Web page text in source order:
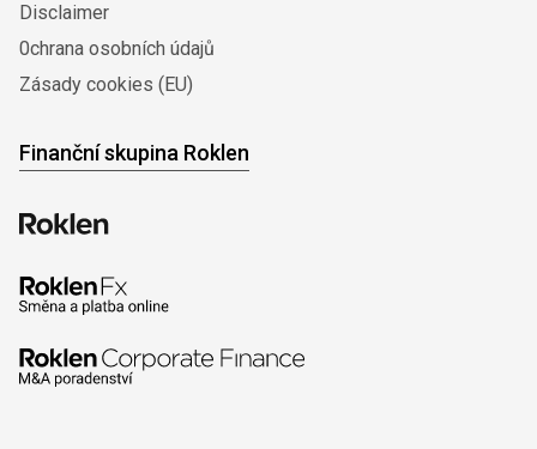
Disclaimer
0chrana osobních údajů
Zásady cookies (EU)
Finanční skupina Roklen